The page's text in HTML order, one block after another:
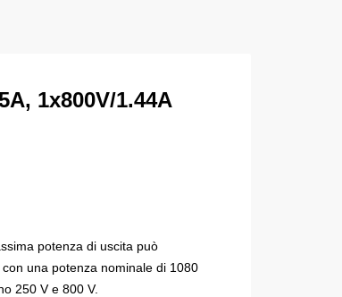
1x800V/1.44A
potenza di uscita può
una potenza nominale di 1080
250 V e 800 V.